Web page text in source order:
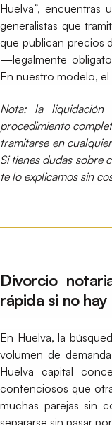
Huelva”, encuentras
generalistas que
que publican precios
—legalmente
En nuestro modelo,
Nota: la
procedimiento
tramitarse en
Si tienes dudas sobre
te lo explicamos sin
Divorcio
rápida si no
En Huelva, la
volumen de
Huelva capital
contenciosos que
muchas parejas sin